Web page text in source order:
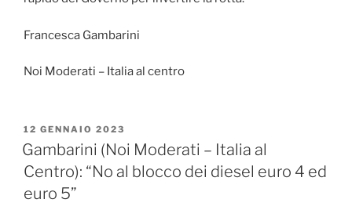
Francesca Gambarini
Noi Moderati – Italia al centro
PUBBLICATO
IL
12 GENNAIO 2023
Gambarini (Noi Moderati – Italia al
Centro): “No al blocco dei diesel euro 4 ed
euro 5”